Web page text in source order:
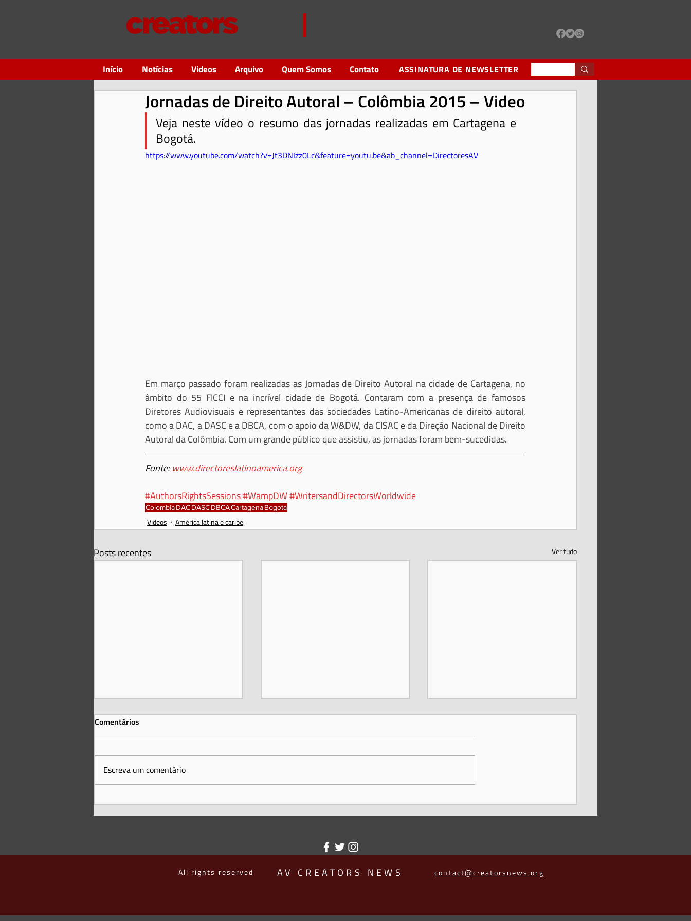
Início Notícias Videos Arquivo Quem Somos Contato ASSINATURA DE NEWSLETTER
Jornadas de Direito Autoral – Colômbia 2015 – Video
Veja neste vídeo o resumo das jornadas realizadas em Cartagena e
Bogotá.
https://www.youtube.com/watch?v=Jt3DNIzz0Lc&feature=youtu.be&ab_channel=DirectoresAV
Em março passado foram realizadas as Jornadas de Direito Autoral na cidade de Cartagena, no
âmbito do 55 FICCI e na incrível cidade de Bogotá. Contaram com a presença de famosos
Diretores Audiovisuais e representantes das sociedades Latino-Americanas de direito autoral,
como a DAC, a DASC e a DBCA, com o apoio da W&DW, da CISAC e da Direção Nacional de Direito
Autoral da Colômbia. Com um grande público que assistiu, as jornadas foram bem-sucedidas.
Fonte: www.directoreslatinoamerica.org
#AuthorsRightsSessions#WampDW#WritersandDirectorsWorldwide
ColombiaDACDASCDBCACartagenaBogota
Videos América latina e caribe
Posts recentes Ver tudo
Cinema: o que muda para os
receberam capacitações da
coletiva, circulação de obras e
Comentários
Escreva um comentário
All rights reserved AV CREATORS NEWS contact@creatorsnews.org